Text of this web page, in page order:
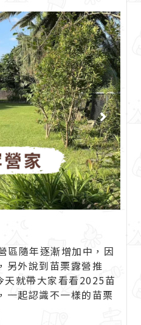
區隨年逐漸增加中，因
另外說到苗栗露營推
天就帶大家看看2025苗
一起認識不一樣的苗栗